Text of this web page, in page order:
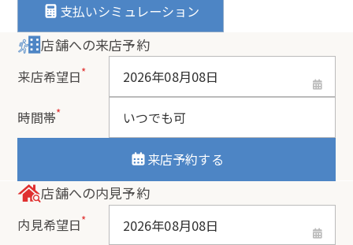
支払いシミュレーション
店舗への来店予約
来店希望日*
時間帯*
来店予約する
店舗への内見予約
内見希望日*